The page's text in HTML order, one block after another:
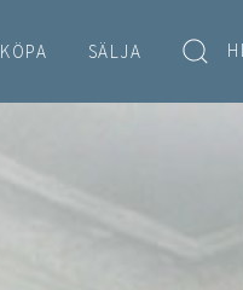
KÖPA SÄLJA